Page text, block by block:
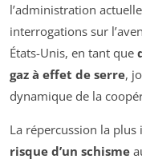
l’administration
interrogations sur
États-Unis, en tant que
gaz à effet de serre,
dynamique de la
La répercussion la
risque d’un schisme